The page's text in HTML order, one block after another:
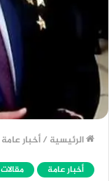
الرئيسية /أخبار عامة
أخبار عامة مقالات